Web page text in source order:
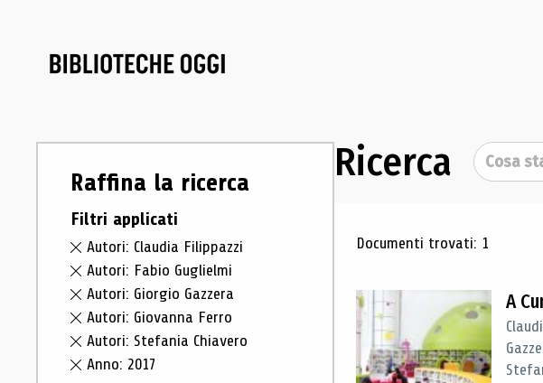
Raffina la ricerca
Filtri applicati
Autori: Claudia Filippazzi
Autori: Fabio Guglielmi
Autori: Giorgio Gazzera
Autori: Giovanna Ferro
Autori: Stefania Chiavero
Anno: 2017
Ricerca Cerca
Risultati di
Documenti trovati: 1
A